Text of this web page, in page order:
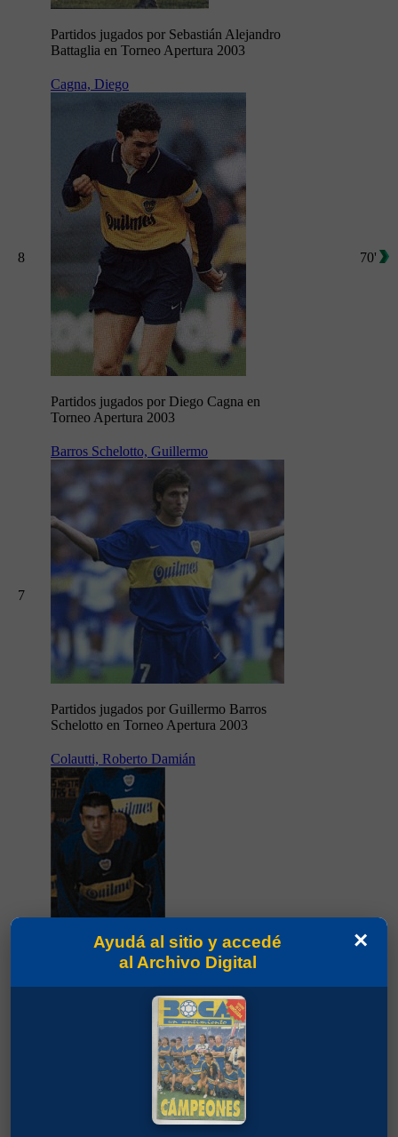
Partidos jugados por Sebastián Alejandro
Battaglia en Torneo Apertura 2003
8
Cagna, Diego
Partidos jugados por Diego Cagna en
Torneo Apertura 2003
70'
7
Barros Schelotto, Guillermo
Partidos jugados por Guillermo Barros
Schelotto en Torneo Apertura 2003
Colautti, Roberto Damián
Partidos jugados por Roberto Damián
Colautti en Torneo Apertura 2003
×
Ayudá al sitio y accedé
al Archivo Digital